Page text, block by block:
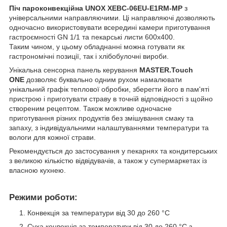
Піч пароконвекційна UNOX XEBC-06EU-E1RM-MP з
універсальними направляючими. Ці направляючі дозволяють
одночасно використовувати всередині камери приготування
гастроємності GN 1/1 та пекарські листи 600х400.
Таким чином, у цьому обладнанні можна готувати як
гастрономічні позиції, так і хлібобулочні вироби.
Унікальна сенсорна панель керування MASTER.Touch
ONE дозволяє буквально одним рухом намалювати
унікальний графік теплової обробки, зберегти його в пам'яті
пристрою і приготувати страву в точній відповідності з щойно
створеним рецептом. Також можливе одночасне
приготування різних продуктів без змішування смаку та
запаху, з індивідуальними налаштуваннями температури та
вологи для кожної страви.
Рекомендується до застосування у пекарнях та кондитерських
з великою кількістю відвідувачів, а також у супермаркетах із
власною кухнею.
Режими роботи:
Конвекція за температури від 30 до 260 °C